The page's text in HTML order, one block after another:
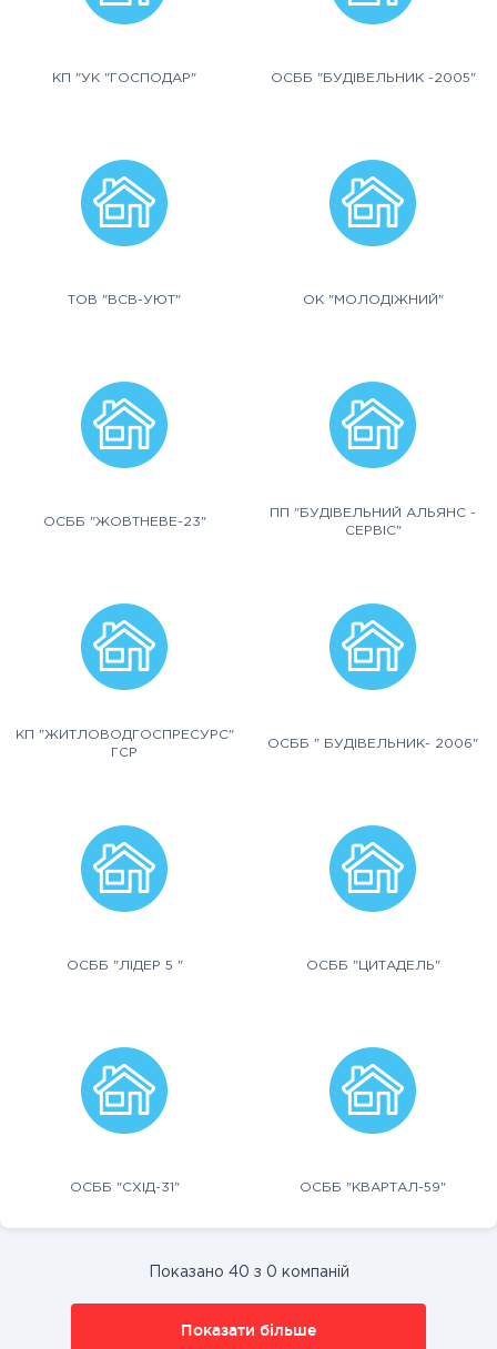
КП "УК "ГОСПОДАР" ОСББ "БУДІВЕЛЬНИК -2005"
ТОВ "ВСВ-УЮТ" ОК "МОЛОДІЖНИЙ"
ОСББ "ЖОВТНЕВЕ-23"
ПП "БУДІВЕЛЬНИЙ АЛЬЯНС -
СЕРВІС"
КП "ЖИТЛОВОДГОСПРЕСУРС"
ГСР
ОСББ " БУДІВЕЛЬНИК- 2006"
ОСББ "ЛІДЕР 5 " ОСББ "ЦИТАДЕЛЬ"
ОСББ "СХІД-31" ОСББ "КВАРТАЛ-59"
Показано 40 з 0 компаній
Показати більше